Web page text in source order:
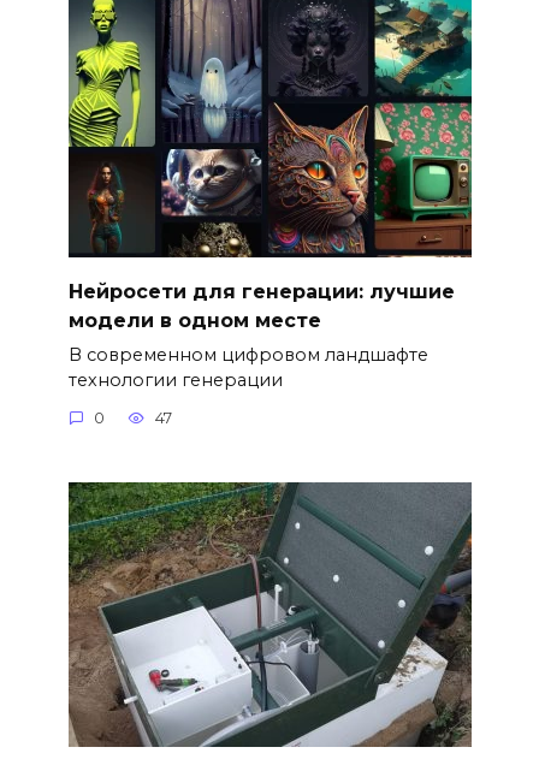
Нейросети для генерации: лучшие
модели в одном месте
В современном цифровом ландшафте
технологии генерации
0 47